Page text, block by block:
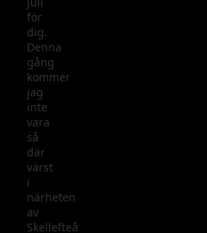
för
dig.
Denna
gång
kommer
jag
inte
vara
så
där
värst
i
närheten
av
Skellefteå